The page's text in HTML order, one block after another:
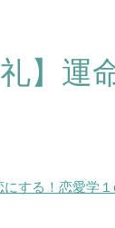
礼】
にする！恋愛学